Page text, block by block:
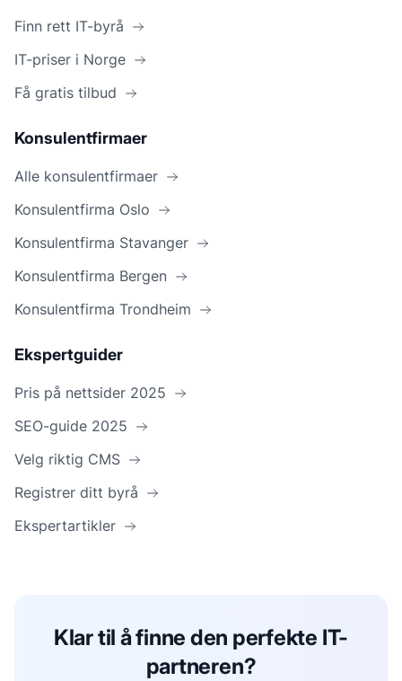
Finn rett IT-byrå
IT-priser i Norge
Få gratis tilbud
Konsulentfirmaer
Alle konsulentfirmaer
Konsulentfirma Oslo
Konsulentfirma Stavanger
Konsulentfirma Bergen
Konsulentfirma Trondheim
Ekspertguider
Pris på nettsider 2025
SEO-guide 2025
Velg riktig CMS
Registrer ditt byrå
Ekspertartikler
Klar til å finne den perfekte IT-
partneren?